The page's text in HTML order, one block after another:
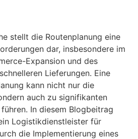
stellt die Routenplanung eine
dar, insbesondere im
Expansion und des
Lieferungen. Eine
kann nicht nur die
auch zu signifikanten
In diesem Blogbeitrag
Logistikdienstleister für
die Implementierung eines